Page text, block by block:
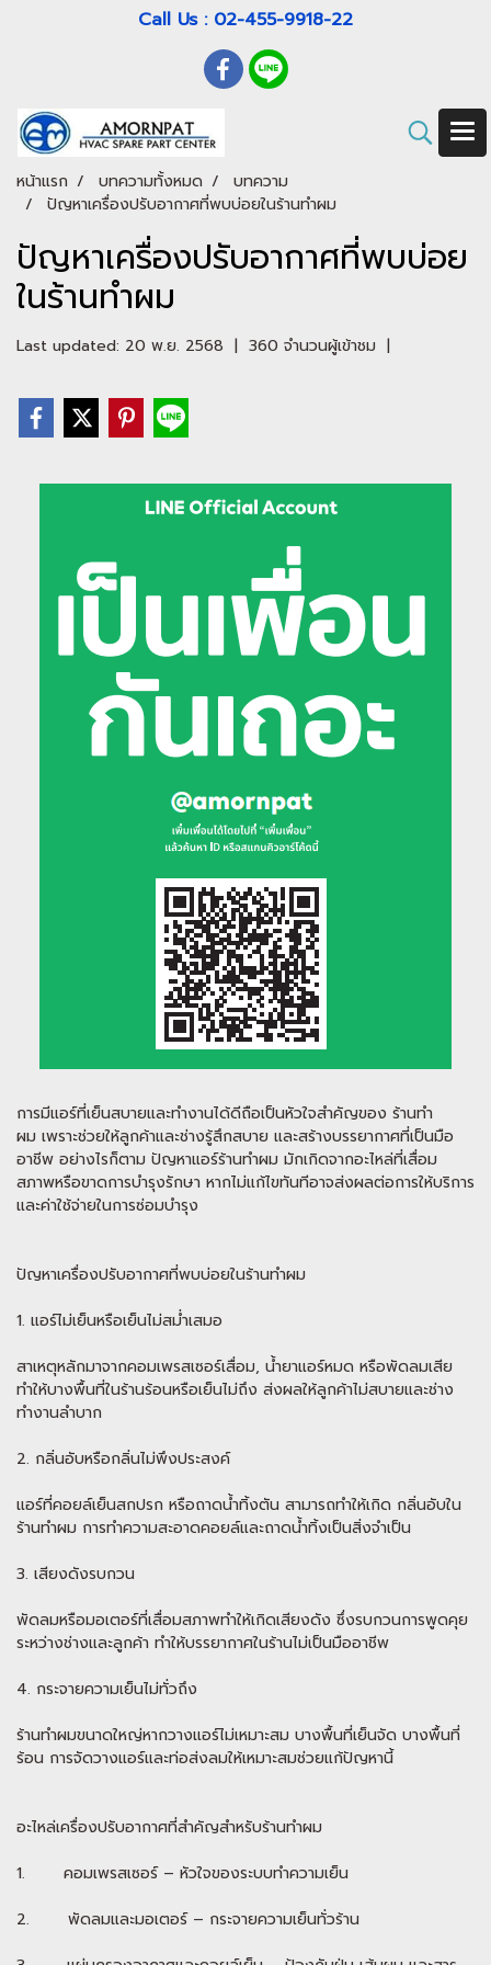
Call Us : 02-455-9918-22
หน้าแรก บทความทั้งหมด
บทความ
ปัญหาเครื่องปรับอากาศที่พบบ่อยในร้านทำผม
ปัญหาเครื่องปรับอากาศที่พบบ่อย
ในร้านทำผม
Last updated: 20 พ.ย. 2568 | 360 จำนวนผู้เข้าชม |
การมีแอร์ที่เย็นสบายและทำงานได้ดีถือเป็นหัวใจสำคัญของ ร้านทำ
ผม เพราะช่วยให้ลูกค้าและช่างรู้สึกสบาย และสร้างบรรยากาศที่เป็นมือ
อาชีพ อย่างไรก็ตาม ปัญหาแอร์ร้านทำผม มักเกิดจากอะไหล่ที่เสื่อม
สภาพหรือขาดการบำรุงรักษา หากไม่แก้ไขทันทีอาจส่งผลต่อการให้บริการ
และค่าใช้จ่ายในการซ่อมบำรุง
ปัญหาเครื่องปรับอากาศที่พบบ่อยในร้านทำผม
1. แอร์ไม่เย็นหรือเย็นไม่สม่ำเสมอ
สาเหตุหลักมาจากคอมเพรสเซอร์เสื่อม, น้ำยาแอร์หมด หรือพัดลมเสีย
ทำให้บางพื้นที่ในร้านร้อนหรือเย็นไม่ถึง ส่งผลให้ลูกค้าไม่สบายและช่าง
ทำงานลำบาก
2. กลิ่นอับหรือกลิ่นไม่พึงประสงค์
แอร์ที่คอยล์เย็นสกปรก หรือถาดน้ำทิ้งตัน สามารถทำให้เกิด กลิ่นอับใน
ร้านทำผม การทำความสะอาดคอยล์และถาดน้ำทิ้งเป็นสิ่งจำเป็น
3. เสียงดังรบกวน
พัดลมหรือมอเตอร์ที่เสื่อมสภาพทำให้เกิดเสียงดัง ซึ่งรบกวนการพูดคุย
ระหว่างช่างและลูกค้า ทำให้บรรยากาศในร้านไม่เป็นมืออาชีพ
4. กระจายความเย็นไม่ทั่วถึง
ร้านทำผมขนาดใหญ่หากวางแอร์ไม่เหมาะสม บางพื้นที่เย็นจัด บางพื้นที่
ร้อน การจัดวางแอร์และท่อส่งลมให้เหมาะสมช่วยแก้ปัญหานี้
อะไหล่เครื่องปรับอากาศที่สำคัญสำหรับร้านทำผม
1. คอมเพรสเซอร์ – หัวใจของระบบทำความเย็น
2. พัดลมและมอเตอร์ – กระจายความเย็นทั่วร้าน